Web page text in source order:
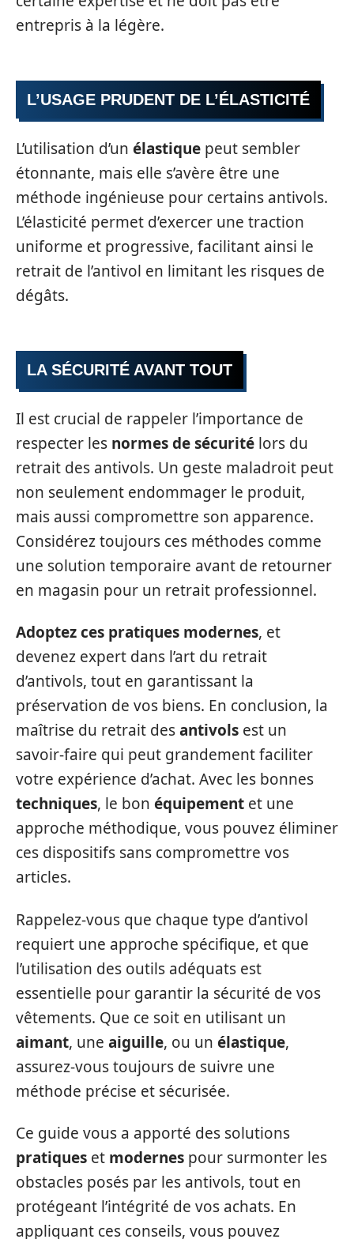
entrepris à la légère.
L’USAGE PRUDENT DE L’ÉLASTICITÉ
L’utilisation d’un élastique peut sembler
étonnante, mais elle s’avère être une
méthode ingénieuse pour certains antivols.
L’élasticité permet d’exercer une traction
uniforme et progressive, facilitant ainsi le
retrait de l’antivol en limitant les risques de
dégâts.
LA SÉCURITÉ AVANT TOUT
Il est crucial de rappeler l’importance de
respecter les normes de sécurité lors du
retrait des antivols. Un geste maladroit peut
non seulement endommager le produit,
mais aussi compromettre son apparence.
Considérez toujours ces méthodes comme
une solution temporaire avant de retourner
en magasin pour un retrait professionnel.
Adoptez ces pratiques modernes, et
devenez expert dans l’art du retrait
d’antivols, tout en garantissant la
préservation de vos biens. En conclusion, la
maîtrise du retrait desantivols est un
savoir-faire qui peut grandement faciliter
votre expérience d’achat. Avec les bonnes
techniques, le bon équipement et une
approche méthodique, vous pouvez éliminer
ces dispositifs sans compromettre vos
articles.
Rappelez-vous que chaque type d’antivol
requiert une approche spécifique, et que
l’utilisation des outils adéquats est
essentielle pour garantir la sécurité de vos
vêtements. Que ce soit en utilisant un
aimant, une aiguille, ou un élastique,
assurez-vous toujours de suivre une
méthode précise et sécurisée.
Ce guide vous a apporté des solutions
pratiques et modernes pour surmonter les
obstacles posés par les antivols, tout en
protégeant l’intégrité de vos achats. En
appliquant ces conseils, vous pouvez